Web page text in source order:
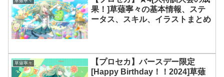
果！]草薙寧々の基本情報、ステ
ータス、スキル、イラストまとめ
草薙寧々
【プロセカ】バースデー限定
[Happy Birthday！！2024]草薙